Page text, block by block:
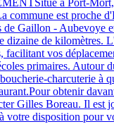
commune est proche
de Gaillon - Aubevoye
dizaine de kilomètres.
facilitant vos
primaires. Autour
charcuterie à
obtenir
Gilles Boreau. Il est
votre disposition pour